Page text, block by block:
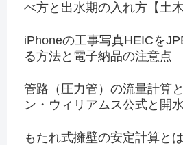
べ方と出水期の入れ方【土木
iPhoneの工事写真HEICを
る方法と電子納品の注意点
管路（圧力管）の流量計算
ン・ウィリアムス公式と開
もたれ式擁壁の安定計算と